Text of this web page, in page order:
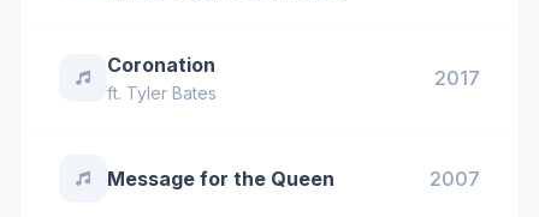
Coronation
ft. Tyler Bates
2017
Message for the Queen 2007